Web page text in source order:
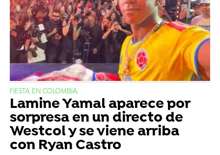
FIESTA EN COLOMBIA
Lamine Yamal aparece por
sorpresa en un directo de
Westcol y se viene arriba
con Ryan Castro